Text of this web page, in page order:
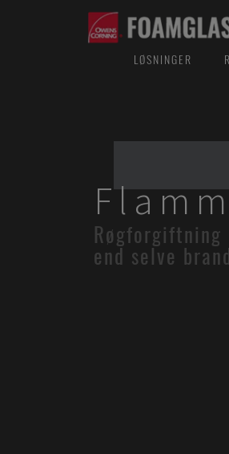
LØSNINGER
end selve